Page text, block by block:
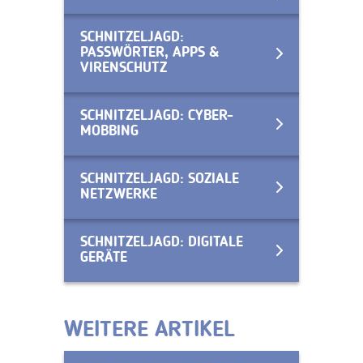
SCHNITZELJAGD:
PASSWÖRTER, APPS &
VIRENSCHUTZ
SCHNITZELJAGD: CYBER-
MOBBING
SCHNITZELJAGD: SOZIALE
NETZWERKE
SCHNITZELJAGD: DIGITALE
GERÄTE
WEITERE ARTIKEL